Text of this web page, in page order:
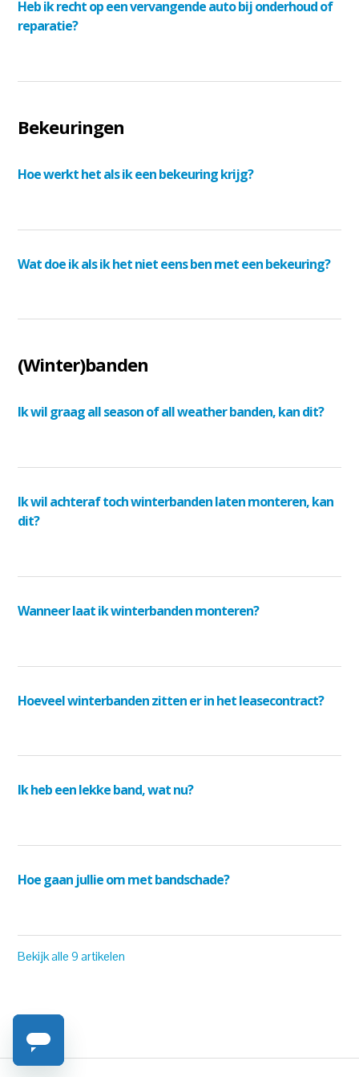
Heb ik recht op een vervangende auto bij onderhoud of
reparatie?
Bekeuringen
Hoe werkt het als ik een bekeuring krijg?
Wat doe ik als ik het niet eens ben met een bekeuring?
(Winter)banden
Ik wil graag all season of all weather banden, kan dit?
Ik wil achteraf toch winterbanden laten monteren, kan
dit?
Wanneer laat ik winterbanden monteren?
Hoeveel winterbanden zitten er in het leasecontract?
Ik heb een lekke band, wat nu?
Hoe gaan jullie om met bandschade?
Bekijk alle 9 artikelen